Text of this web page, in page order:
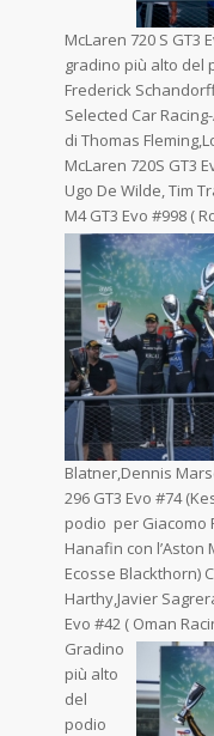
McLaren 720 S GT3
gradino più alto del
Frederick
Selected Car
di Thomas
McLaren 720S GT3
Ugo De Wilde, Tim
M4 GT3 Evo #998 (
Blatner,Dennis
296 GT3 Evo #74
podio per Giacomo
Hanafin con l’Aston
Ecosse Blackthorn)
Harthy,Javier
Evo #42 ( Oman
Gradino
più alto
del
podio